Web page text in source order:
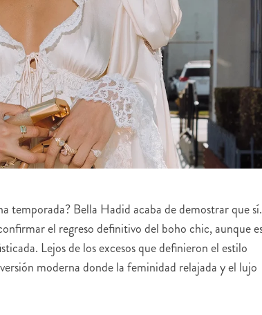
temporada? Bella Hadid acaba de demostrar que sí.
el regreso definitivo del boho chic, aunque
Lejos de los excesos que definieron el estilo
moderna donde la feminidad relajada y el lujo